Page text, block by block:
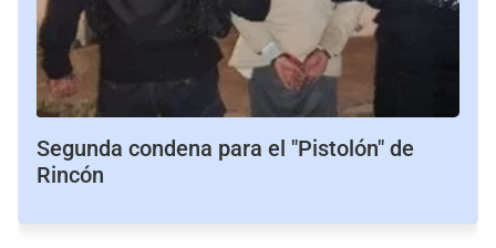
Segunda condena para el "Pistolón" de
Rincón